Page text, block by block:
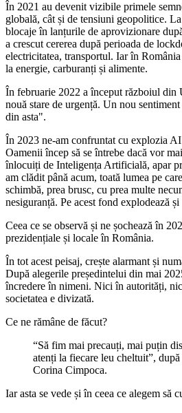
În 2021 au devenit vizibile primele
globală, cât și de tensiuni geopolitice.
blocaje în lanțurile de aprovizionare
a crescut cererea după perioada de
electricitatea, transportul. Iar în
la energie, carburanți și alimente.
În februarie 2022 a început războiul din
nouă stare de urgență. Un nou
din asta".
În 2023 ne-am confruntat cu explozia
Oamenii încep să se întrebe dacă vor
înlocuiți de Inteligența Artificială, apar
am clădit până acum, toată lumea pe
schimbă, prea brusc, cu prea multe
nesiguranță. Pe acest fond explodează
Ceea ce se observă și ne șochează în
prezidențiale și locale în România.
În tot acest peisaj, crește alarmant și
După alegerile președintelui din mai
încredere în nimeni. Nici în autorități,
societatea e divizată.
Ce ne rămâne de făcut?
“Să fim mai precauți, mai puțin
atenți la fiecare leu cheltuit”,
Corina Cimpoca.
Iar asta se vede și în ceea ce alegem să